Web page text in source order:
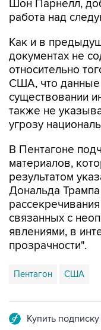
Как и в
относительно
США, что данные
существовании
также не
угрозу
В Пентагоне
результатом
Дональда
связанных с
явлениями, в
прозрачности".
Пентагон США
Подписаться на